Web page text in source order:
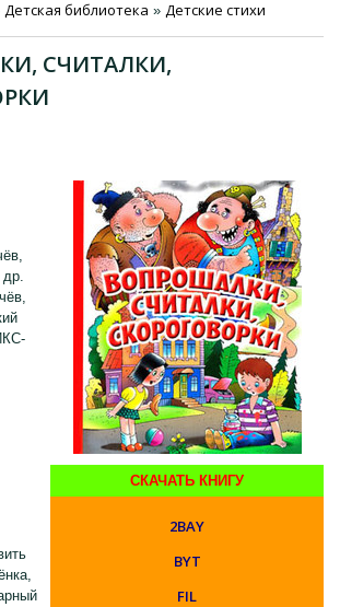
Детская библиотека » Детские стихи
СЧИТАЛКИ,
СКАЧАТЬ КНИГУ
2BAY
BYT
FIL